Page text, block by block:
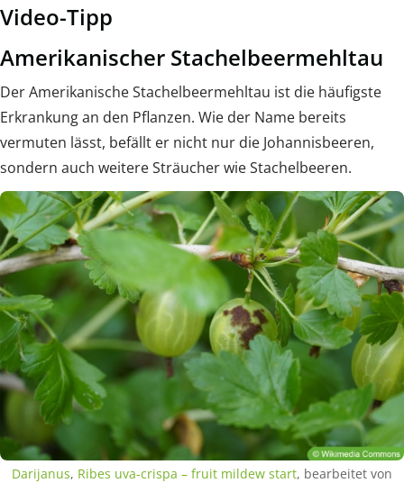
Video-Tipp
Amerikanischer Stachelbeermehltau
Der Amerikanische Stachelbeermehltau ist die häufigste
Erkrankung an den Pflanzen. Wie der Name bereits
vermuten lässt, befällt er nicht nur die Johannisbeeren,
sondern auch weitere Sträucher wie Stachelbeeren.
Darijanus, Ribes uva-crispa – fruit mildew start, bearbeitet von